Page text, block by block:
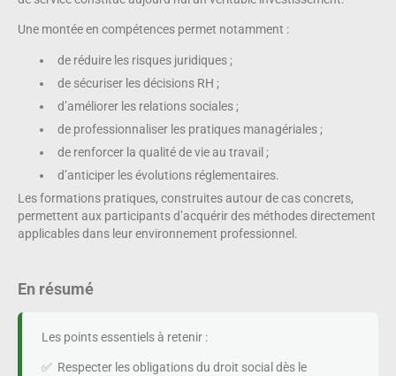
Une montée en compétences permet notamment :
de réduire les risques juridiques ;
de sécuriser les décisions RH ;
d’améliorer les relations sociales ;
de professionnaliser les pratiques managériales ;
de renforcer la qualité de vie au travail ;
d’anticiper les évolutions réglementaires.
Les formations pratiques, construites autour de cas concrets,
permettent aux participants d’acquérir des méthodes directement
applicables dans leur environnement professionnel.
En résumé
Les points essentiels à retenir :
✅ Respecter les obligations du droit social dès le